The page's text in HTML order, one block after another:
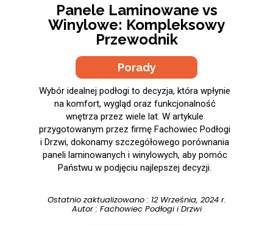
Panele Laminowane vs
Winylowe: Kompleksowy
Przewodnik
Porady
Wybór idealnej podłogi to decyzja, która wpłynie
na komfort, wygląd oraz funkcjonalność
wnętrza przez wiele lat. W artykule
przygotowanym przez firmę Fachowiec Podłogi
i Drzwi, dokonamy szczegółowego porównania
paneli laminowanych i winylowych, aby pomóc
Państwu w podjęciu najlepszej decyzji.
Ostatnio zaktualizowano : 12 Września, 2024 r.
Autor : Fachowiec Podłogi i Drzwi